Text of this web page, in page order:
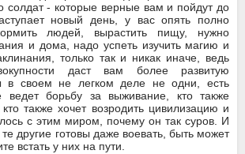
солдат - которые верные вам и пойдут до
новый день, у вас опять полно
людей, вырастить пищу, нужно
и дома, надо успеть изучить магию и
только так и никак иначе, ведь
даст вам более развитую
в своем не легком деле не одни, есть
ведет борьбу за выживание, кто также
кто также хочет возродить цивилизацию и
с этим миром, почему он так суров. И
другие готовы даже воевать, быть может
встать у них на пути.